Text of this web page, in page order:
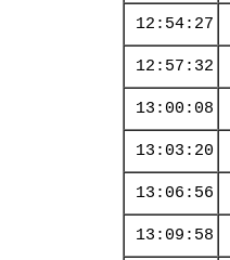
12:54:27
12:57:32
13:00:08
13:03:20
13:06:56
13:09:58